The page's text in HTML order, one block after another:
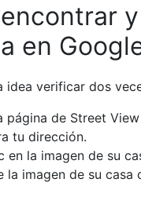
en
idea verificar dos
página de Street
tu dirección.
en la imagen de su
la imagen de su casa